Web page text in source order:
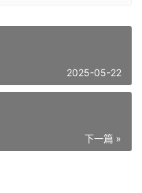
2025-05-22
下一篇 »